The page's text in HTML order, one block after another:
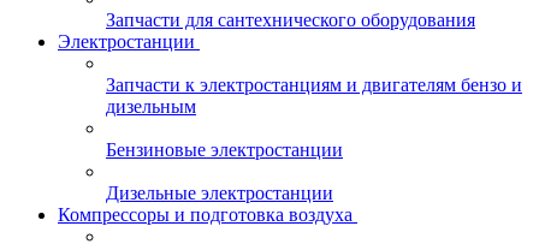
Запчасти для сантехнического оборудования
Электростанции
Запчасти к электростанциям и двигателям бензо и
дизельным
Бензиновые электростанции
Дизельные электростанции
Компрессоры и подготовка воздуха